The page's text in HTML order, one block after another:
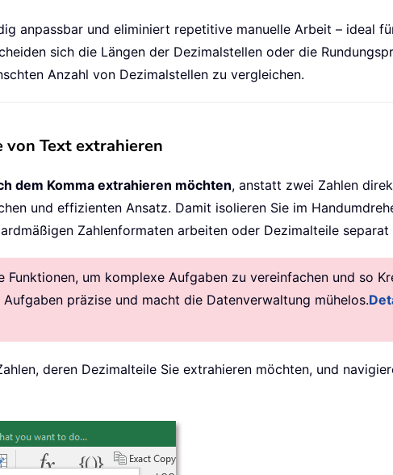
anpassbar und eliminiert repetitive manuelle Arbeit – ideal
sich die Längen der Dezimalstellen oder die
Anzahl von Dezimalstellen zu vergleichen.
Text extrahieren
dem Komma extrahieren möchten, anstatt zwei Zahlen
und effizienten Ansatz. Damit isolieren Sie im
Zahlenformaten arbeiten oder Dezimalteile separat
um komplexe Aufgaben zu vereinfachen und so
präzise und macht die Datenverwaltung mühelos.
deren Dezimalteile Sie extrahieren möchten, und